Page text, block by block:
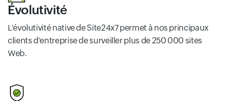
Évolutivité
L'évolutivité native de Site24x7 permet à nos principaux
clients d'entreprise de surveiller plus de 250 000 sites
Web.